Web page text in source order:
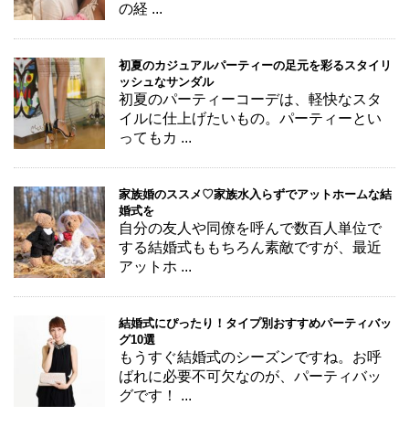
の経 ...
初夏のカジュアルパーティーの足元を彩るスタイリ
ッシュなサンダル
初夏のパーティーコーデは、軽快なスタ
イルに仕上げたいもの。パーティーとい
ってもカ ...
家族婚のススメ♡家族水入らずでアットホームな結
婚式を
自分の友人や同僚を呼んで数百人単位で
する結婚式ももちろん素敵ですが、最近
アットホ ...
結婚式にぴったり！タイプ別おすすめパーティバッ
グ10選
もうすぐ結婚式のシーズンですね。お呼
ばれに必要不可欠なのが、パーティバッ
グです！ ...